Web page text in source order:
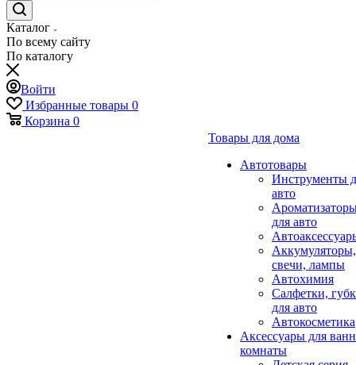
Каталог
По всему сайту
По каталогу
Войти
Избранные товары 0
Корзина 0
Товары для дома
Автотовары
Инструменты
авто
для авто
Аккумуляторы,
свечи, лампы
Автохимия
Салфетки,
для авто
Автокосметика
Аксессуары для
комнаты